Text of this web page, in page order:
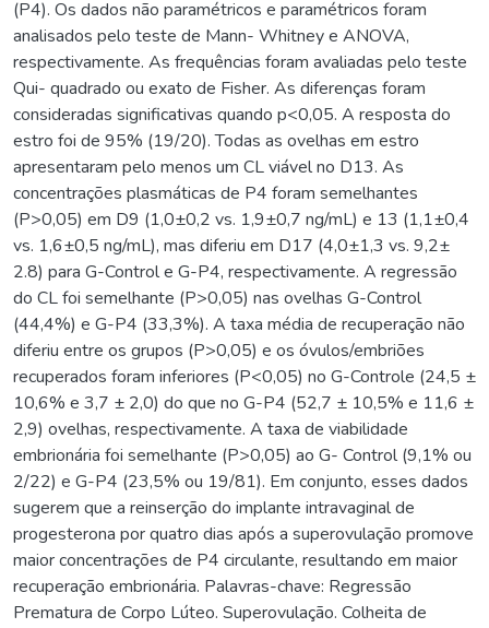
(P4). Os dados não paramétricos e paramétricos foram
analisados pelo teste de Mann- Whitney e ANOVA,
respectivamente. As frequências foram avaliadas pelo teste
Qui- quadrado ou exato de Fisher. As diferenças foram
consideradas significativas quando p<0,05. A resposta do
estro foi de 95% (19/20). Todas as ovelhas em estro
apresentaram pelo menos um CL viável no D13. As
concentrações plasmáticas de P4 foram semelhantes
(P>0,05) em D9 (1,0±0,2 vs. 1,9±0,7 ng/mL) e 13 (1,1±0,4
vs. 1,6±0,5 ng/mL), mas diferiu em D17 (4,0±1,3 vs. 9,2±
2.8) para G-Control e G-P4, respectivamente. A regressão
do CL foi semelhante (P>0,05) nas ovelhas G-Control
(44,4%) e G-P4 (33,3%). A taxa média de recuperação não
diferiu entre os grupos (P>0,05) e os óvulos/embriões
recuperados foram inferiores (P<0,05) no G-Controle (24,5 ±
10,6% e 3,7 ± 2,0) do que no G-P4 (52,7 ± 10,5% e 11,6 ±
2,9) ovelhas, respectivamente. A taxa de viabilidade
embrionária foi semelhante (P>0,05) ao G- Control (9,1% ou
2/22) e G-P4 (23,5% ou 19/81). Em conjunto, esses dados
sugerem que a reinserção do implante intravaginal de
progesterona por quatro dias após a superovulação promove
maior concentrações de P4 circulante, resultando em maior
recuperação embrionária. Palavras-chave: Regressão
Prematura de Corpo Lúteo. Superovulação. Colheita de